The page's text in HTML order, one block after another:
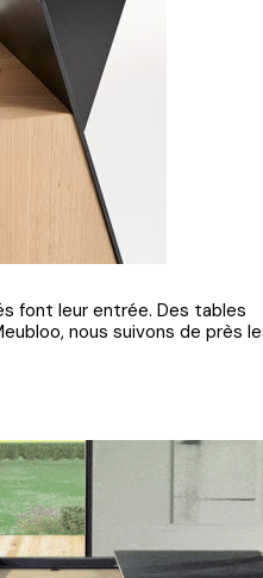
font leur entrée. Des tables
nous suivons de près